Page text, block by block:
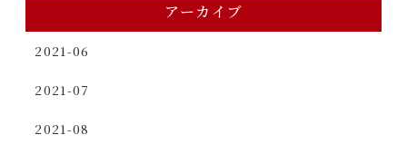
アーカイブ
2021-06
2021-07
2021-08